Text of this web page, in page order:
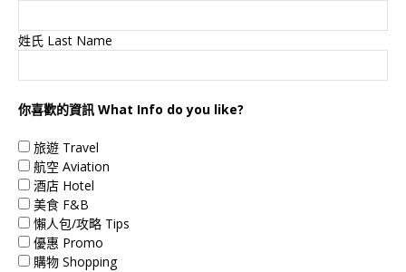
姓氏 Last Name
你喜歡的資訊 What Info do you like?
旅遊 Travel
航空 Aviation
酒店 Hotel
美食 F&B
懶人包/攻略 Tips
優惠 Promo
購物 Shopping